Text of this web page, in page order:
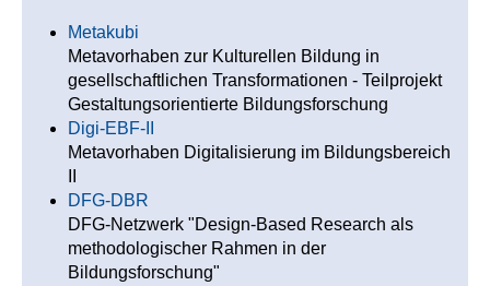
Metakubi
Metavorhaben zur Kulturellen Bildung in
gesellschaftlichen Transformationen - Teilprojekt
Gestaltungsorientierte Bildungsforschung
Digi-EBF-II
Metavorhaben Digitalisierung im Bildungsbereich
DFG-DBR
DFG-Netzwerk "Design-Based Research als
methodologischer Rahmen in der
Bildungsforschung"